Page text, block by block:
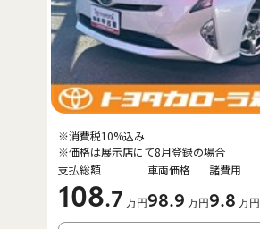
支払総額
108.7 万円
車両価格
98.9 万円
諸費用
9.8 万円
※消費税10%込み
※価格は展示店にて8月登録の場合